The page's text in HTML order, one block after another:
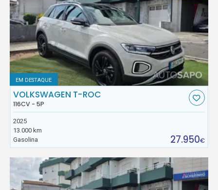
EM DESTAQUE
VOLKSWAGEN T-ROC
116CV - 5P
2025
13.000 km
Gasolina
27.950€